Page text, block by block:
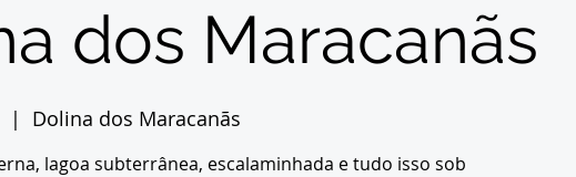
dos Maracanãs
|
Dolina dos Maracanãs
lagoa subterrânea, escalaminhada e tudo isso sob